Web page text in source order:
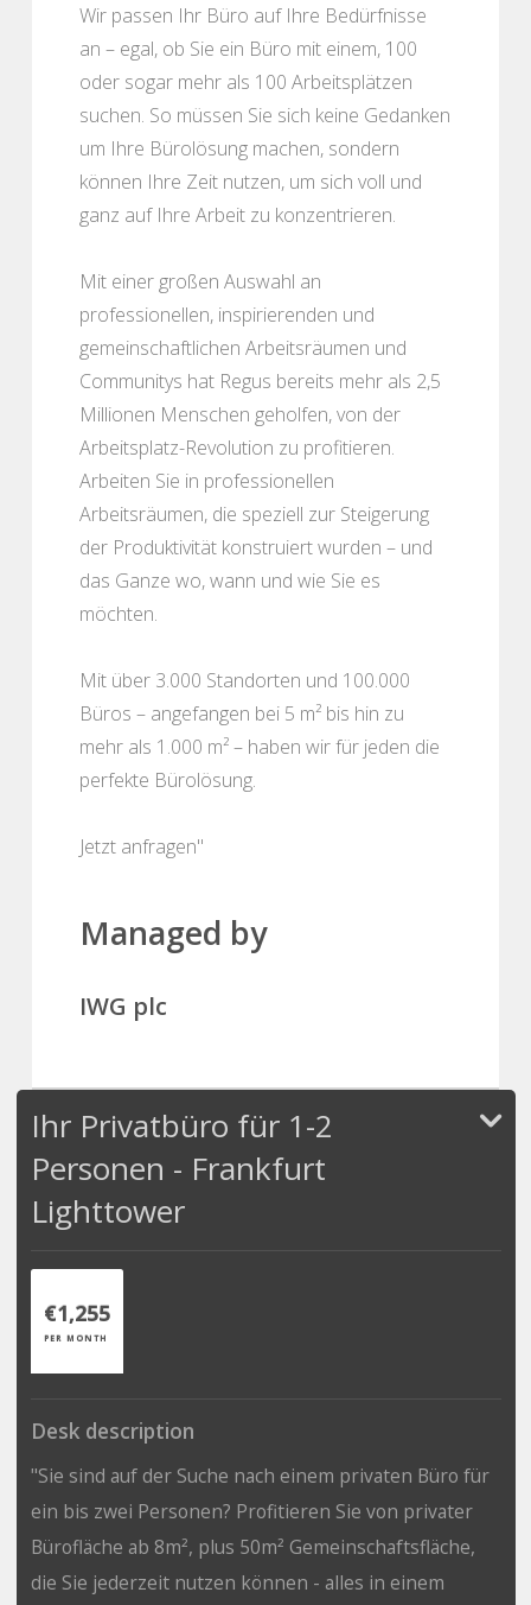
Wir passen Ihr Büro auf Ihre Bedürfnisse
an – egal, ob Sie ein Büro mit einem, 100
oder sogar mehr als 100 Arbeitsplätzen
suchen. So müssen Sie sich keine Gedanken
um Ihre Bürolösung machen, sondern
können Ihre Zeit nutzen, um sich voll und
ganz auf Ihre Arbeit zu konzentrieren.
Mit einer großen Auswahl an
professionellen, inspirierenden und
gemeinschaftlichen Arbeitsräumen und
Communitys hat Regus bereits mehr als 2,5
Millionen Menschen geholfen, von der
Arbeitsplatz-Revolution zu profitieren.
Arbeiten Sie in professionellen
Arbeitsräumen, die speziell zur Steigerung
der Produktivität konstruiert wurden – und
das Ganze wo, wann und wie Sie es
möchten.
Mit über 3.000 Standorten und 100.000
Büros – angefangen bei 5 m² bis hin zu
mehr als 1.000 m² – haben wir für jeden die
perfekte Bürolösung.
Jetzt anfragen"
Managed by
IWG plc
Ihr Privatbüro für 1-2
Personen - Frankfurt
Lighttower
€1,255
PER MONTH
Desk description
"Sie sind auf der Suche nach einem privaten Büro für
ein bis zwei Personen? Profitieren Sie von privater
Bürofläche ab 8m², plus 50m² Gemeinschaftsfläche,
die Sie jederzeit nutzen können - alles in einem